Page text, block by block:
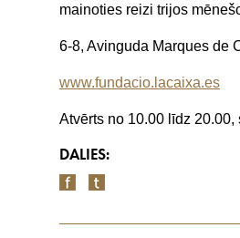
mainoties reizi trijos
6-8, Avinguda Marques de
www.fundacio.lacaixa.es
Atvērts no 10.00 līdz
DALIES: